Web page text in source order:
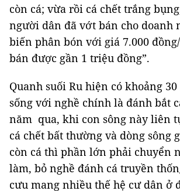
còn cá; vừa rồi cá chết trắng
người dân đã vớt bán cho doanh
biến phân bón với giá 7.000
bán được gần 1 triệu đồng”.
Quanh suối Ru hiện có khoảng
sống với nghề chính là đánh bắt
năm qua, khi con sông này liên
cá chết bất thường và dòng sông
còn cá thì phần lớn phải chuyển
làm, bỏ nghề đánh cá truyền
cưu mang nhiều thế hệ cư dân ở